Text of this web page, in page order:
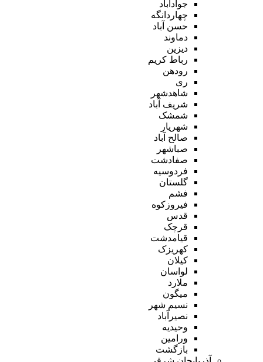
جوادآباد
چهاردانگه
حسن آباد
دماوند
دیزین
رباط کریم
رودهن
ری
شاهدشهر
شریف آباد
شمشک
شهریار
صالح آباد
صباشهر
صفادشت
فردوسیه
گلستان
فشم
فیروزکوه
قدس
قرچک
قیامدشت
کهریزک
کیلان
لواسان
ملارد
میگون
نسیم شهر
نصیرآباد
وحیدیه
ورامین
بازگشت